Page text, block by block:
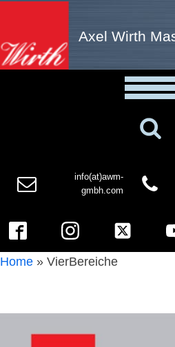
Axel Wirth
info(at)awm-
gmbh.com
Home » VierBereiche